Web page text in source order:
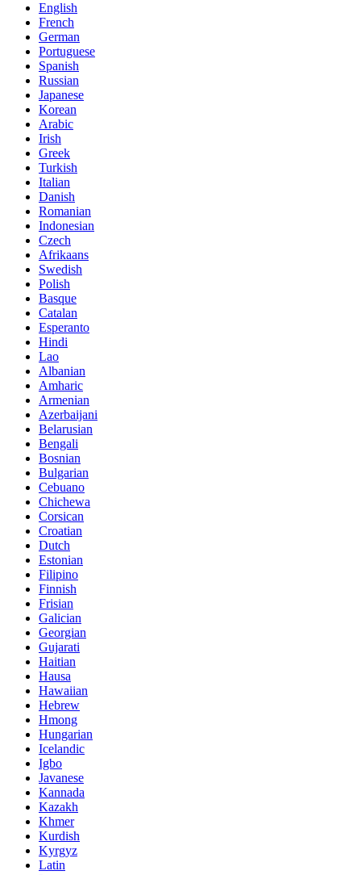
English
French
German
Portuguese
Spanish
Russian
Japanese
Korean
Arabic
Irish
Greek
Turkish
Italian
Danish
Romanian
Indonesian
Czech
Afrikaans
Swedish
Polish
Basque
Catalan
Esperanto
Hindi
Lao
Albanian
Amharic
Armenian
Azerbaijani
Belarusian
Bengali
Bosnian
Bulgarian
Cebuano
Chichewa
Corsican
Croatian
Dutch
Estonian
Filipino
Finnish
Frisian
Galician
Georgian
Gujarati
Haitian
Hausa
Hawaiian
Hebrew
Hmong
Hungarian
Icelandic
Igbo
Javanese
Kannada
Kazakh
Khmer
Kurdish
Kyrgyz
Latin